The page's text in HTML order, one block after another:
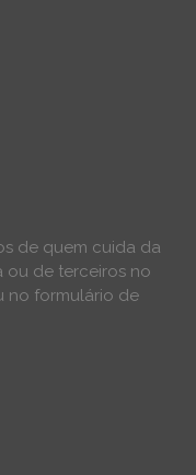
de quem cuida da
ou de terceiros no
no formulário de